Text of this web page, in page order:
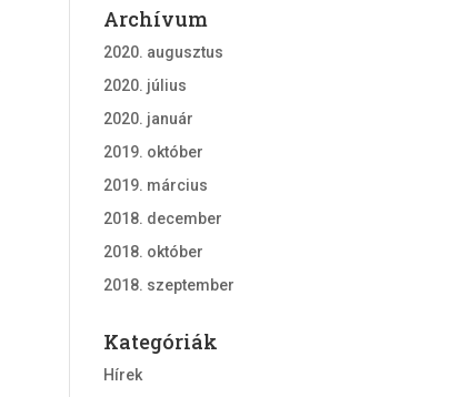
Archívum
2020. augusztus
2020. július
2020. január
2019. október
2019. március
2018. december
2018. október
2018. szeptember
Kategóriák
Hírek